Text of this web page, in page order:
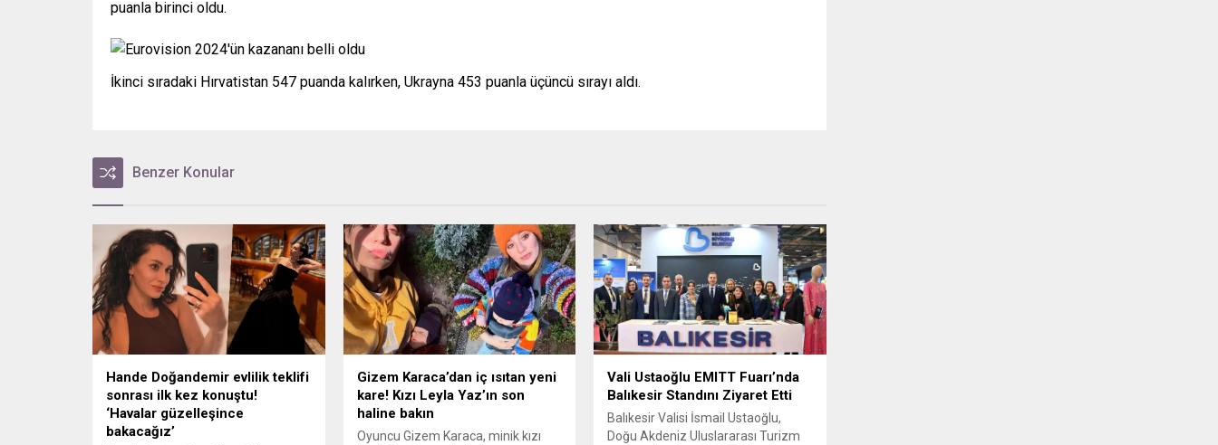
puanla birinci oldu.
İkinci sıradaki Hırvatistan 547 puanda kalırken, Ukrayna 453 puanla üçüncü sırayı aldı.
Benzer Konular
Hande Doğandemir evlilik teklifi
sonrası ilk kez konuştu!
‘Havalar güzelleşince
bakacağız’
Gizem Karaca’dan iç ısıtan yeni
kare! Kızı Leyla Yaz’ın son
haline bakın
Oyuncu Gizem Karaca, minik kızı
Vali Ustaoğlu EMITT Fuarı’nda
Balıkesir Standını Ziyaret Etti
Balıkesir Valisi İsmail Ustaoğlu,
Doğu Akdeniz Uluslararası Turizm